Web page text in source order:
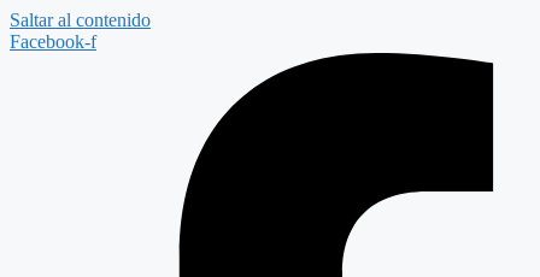
Saltar al contenido
Facebook-f